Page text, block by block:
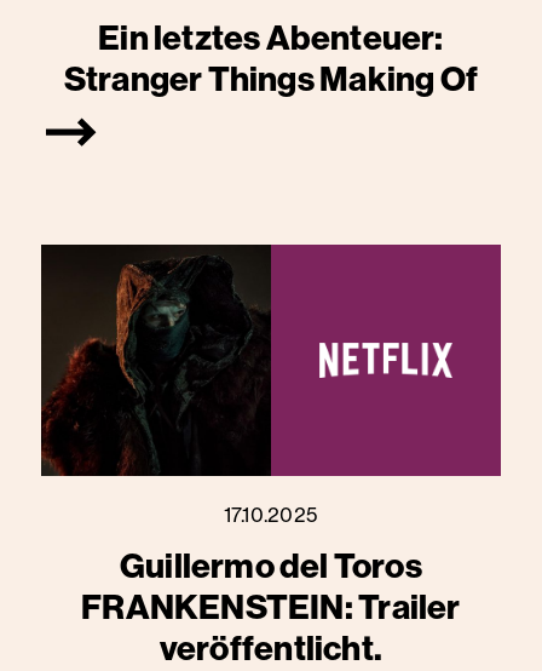
Ein letztes Abenteuer:
Stranger Things Making Of
17.10.2025
Guillermo del Toros
FRANKENSTEIN: Trailer
veröffentlicht.